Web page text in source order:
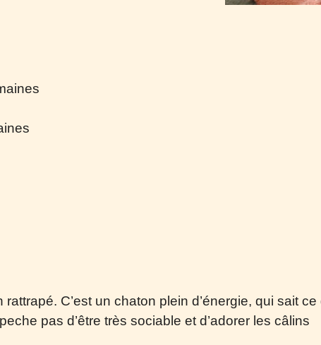
C’est un chaton plein d’énergie, qui sait ce
pas d’être très sociable et d’adorer les câlins